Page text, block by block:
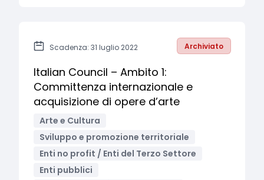
Scadenza: 31 luglio 2022 Archiviato
Italian Council – Ambito 1:
Committenza internazionale e
acquisizione di opere d’arte
Arte e Cultura
Sviluppo e promozione territoriale
Enti no profit / Enti del Terzo Settore
Enti pubblici